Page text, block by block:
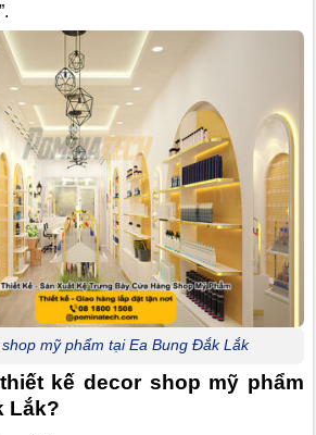
mỹ phẩm tại Ea Bung Đắk Lắk
kế decor shop mỹ phẩm
Lắk?